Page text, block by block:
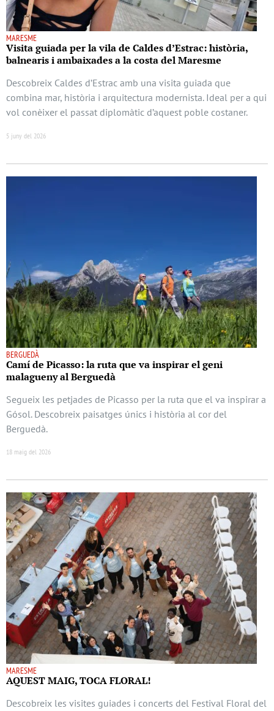
MARESME
Visita guiada per la vila de Caldes d’Estrac: història,
balnearis i ambaixades a la costa del Maresme
Descobreix Caldes d’Estrac amb una visita guiada que
combina mar, història i arquitectura modernista. Ideal per a qui
vol conèixer el passat diplomàtic d’aquest poble costaner.
5 juny del 2026
BERGUEDÀ
Camí de Picasso: la ruta que va inspirar el geni
malagueny al Berguedà
Segueix les petjades de Picasso per la ruta que el va inspirar a
Gósol. Descobreix paisatges únics i història al cor del
Berguedà.
18 maig del 2026
MARESME
AQUEST MAIG, TOCA FLORAL!
Descobreix les visites guiades i concerts del Festival Floral del